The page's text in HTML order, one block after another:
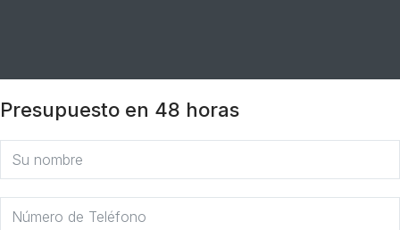
Presupuesto en 48 horas